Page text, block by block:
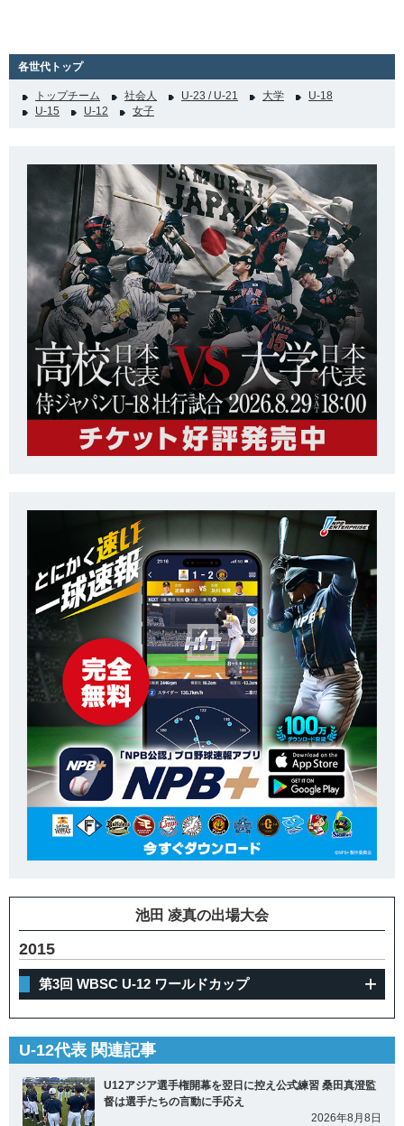
各世代トップ
トップチーム 社会人 U-23 / U-21 大学
U-18
U-15
U-12 女子
池田 凌真の出場大会
2015
第3回 WBSC U-12 ワールドカップ
U-12代表 関連記事
U12アジア選手権開幕を翌日に控え公式練習 桑田真澄監
督は選手たちの言動に手応え
2026年8月8日